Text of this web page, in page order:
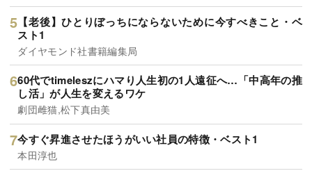
【老後】ひとりぼっちにならないために今すべきこと・ベ
スト1
ダイヤモンド社書籍編集局
60代でtimeleszにハマり人生初の1人遠征へ…「中高年の推
し活」が人生を変えるワケ
劇団雌猫,松下真由美
今すぐ昇進させたほうがいい社員の特徴・ベスト1
本田淳也